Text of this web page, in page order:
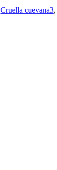
Cruella cuevana3,